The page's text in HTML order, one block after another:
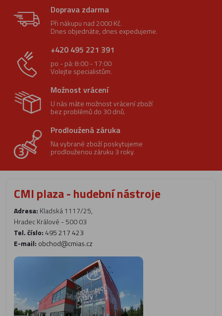
Doprava zdarma
Při nákupu nad 2000 Kč.
Dnes objednáte, dnes expedujeme.
+420 495 221 391
po - pá: 8:00 - 17:00
Volejte specialistům.
Možnost vrácení
U nás máte možnost vrácení zboží
bez problémů do 30 dnů.
Prodloužená záruka
Na vybrané zboží poskytujeme
prodlouženou záruku 3 roky.
CMI plaza - hudební nástroje
Adresa: Kladská 1117/25,
Hradec Králové - 500 03
Tel. číslo:495 217 423
E-mail: obchod@cmias.cz